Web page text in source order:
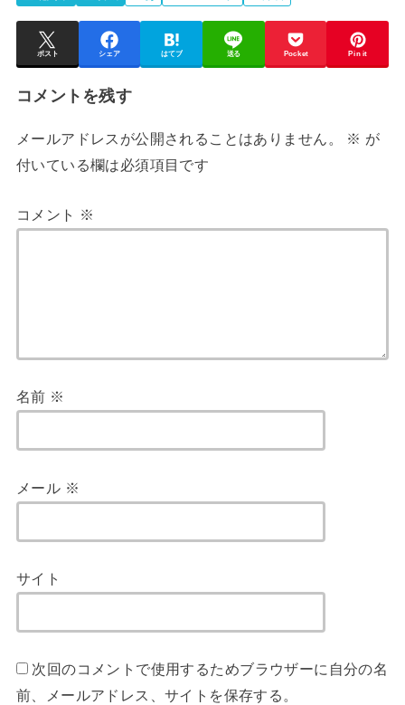
ポスト シェア はてブ 送る Pocket Pin it
コメントを残す
メールアドレスが公開されることはありません。 ※ が
付いている欄は必須項目です
コメント ※
名前 ※
メール ※
サイト
次回のコメントで使用するためブラウザーに自分の名
前、メールアドレス、サイトを保存する。